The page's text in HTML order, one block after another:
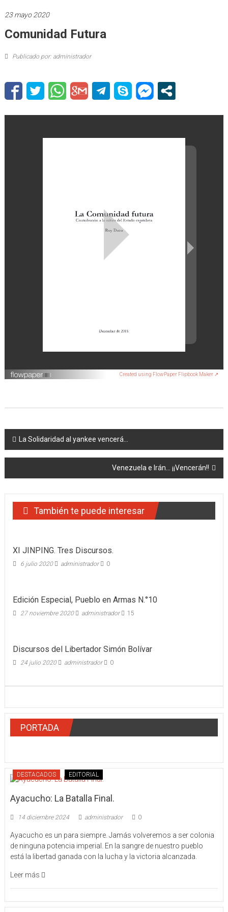
23 mayo 2020
Comunidad Futura
Publicado por: administrador
Created using FlowPaper Flipbook Maker ↗
Navegación
de
entradas
La Solidaridad al yankee vencerá…
Venezuela e Irán… ¡¡Vencerán!!
También te puede interesar
XI JINPING. Tres Discursos.
6 julio 2020 administrador 0
Edición Especial, Pueblo en Armas N.°10
27 noviembre 2020 administrador 15
Discursos del Libertador Simón Bolívar
24 julio 2020 administrador 0
PORTADA
DESTACADOS EDITORIAL
Ayacucho: La Batalla Final.
14 diciembre 2024 administrador 0
Ayacucho es un para siempre. Jamás volveremos a ser colonia
de ninguna potencia imperial. En la sangre de nuestro pueblo
está la libertad ganada con la lucha y la victoria alcanzada.
Leer más